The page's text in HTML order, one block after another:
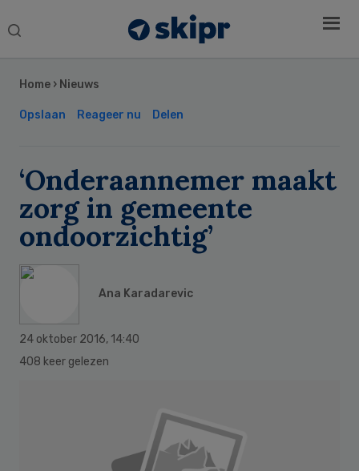
Search
Home › Nieuws
Opslaan Reageer nu Delen
‘Onderaannemer maakt
zorg in gemeente
ondoorzichtig’
Ana Karadarevic
24 oktober 2016, 14:40
408 keer gelezen
Sidebar